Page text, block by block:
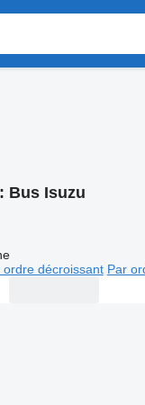
Bus Isuzu
ordre décroissant Par